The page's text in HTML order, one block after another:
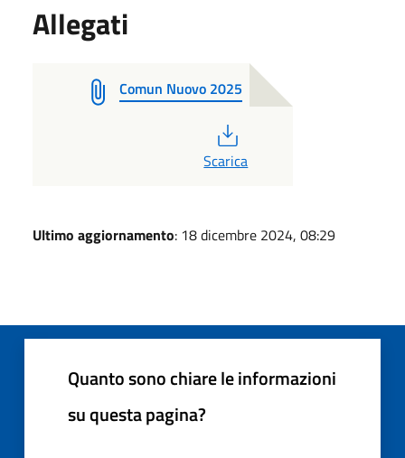
Allegati
Comun Nuovo 2025
Scarica
Ultimo aggiornamento: 18 dicembre 2024, 08:29
Quanto sono chiare le informazioni
su questa pagina?